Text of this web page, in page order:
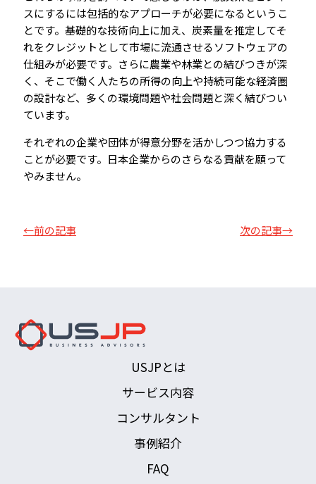
スにするには包括的なアプローチが必要になるというこ
とです。基礎的な技術向上に加え、炭素量を推定してそ
れをクレジットとして市場に流通させるソフトウェアの
仕組みが必要です。さらに農業や林業との結びつきが深
く、そこで働く人たちの所得の向上や持続可能な経済圏
の設計など、多くの環境問題や社会問題と深く結びつい
ています。
それぞれの企業や団体が得意分野を活かしつつ協力する
ことが必要です。日本企業からのさらなる貢献を願って
やみません。
←前の記事 次の記事→
USJPとは
サービス内容
コンサルタント
事例紹介
FAQ